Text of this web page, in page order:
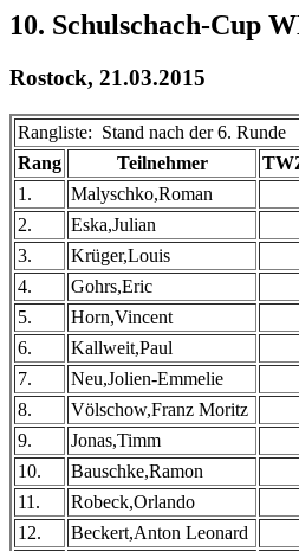
10. Schulschach-Cup
Rostock, 21.03.2015
Rangliste: Stand nach der 6. Runde
Rang
Teilnehmer
1.
Malyschko,Roman
2.
Eska,Julian
3.
Krüger,Louis
4.
Gohrs,Eric
5.
Horn,Vincent
6.
Kallweit,Paul
7.
Neu,Jolien-Emmelie
8.
Völschow,Franz Moritz
9.
Jonas,Timm
10.
Bauschke,Ramon
11.
Robeck,Orlando
12.
Beckert,Anton Leonard